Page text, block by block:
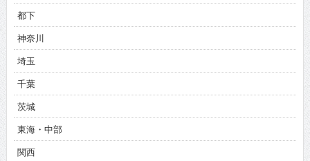
都下
神奈川
埼玉
千葉
茨城
東海・中部
関西